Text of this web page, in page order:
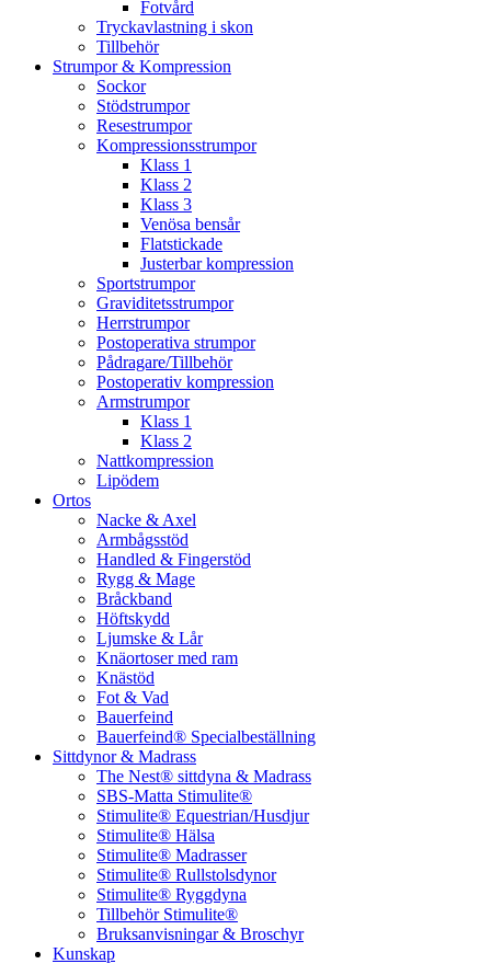
Fotvård
Tryckavlastning i skon
Tillbehör
Strumpor & Kompression
Sockor
Stödstrumpor
Resestrumpor
Kompressionsstrumpor
Klass 1
Klass 2
Klass 3
Venösa bensår
Flatstickade
Justerbar kompression
Sportstrumpor
Graviditetsstrumpor
Herrstrumpor
Postoperativa strumpor
Pådragare/Tillbehör
Postoperativ kompression
Armstrumpor
Klass 1
Klass 2
Nattkompression
Lipödem
Ortos
Nacke & Axel
Armbågsstöd
Handled & Fingerstöd
Rygg & Mage
Bråckband
Höftskydd
Ljumske & Lår
Knäortoser med ram
Knästöd
Fot & Vad
Bauerfeind
Bauerfeind® Specialbeställning
Sittdynor & Madrass
The Nest® sittdyna & Madrass
SBS-Matta Stimulite®
Stimulite® Equestrian/Husdjur
Stimulite® Hälsa
Stimulite® Madrasser
Stimulite® Rullstolsdynor
Stimulite® Ryggdyna
Tillbehör Stimulite®
Bruksanvisningar & Broschyr
Kunskap